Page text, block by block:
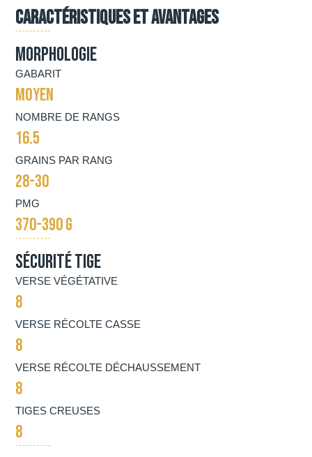
Caractéristiques et avantages
Morphologie
GABARIT
MOYEN
NOMBRE DE RANGS
16.5
GRAINS PAR RANG
28-30
PMG
370-390 G
Sécurité tige
VERSE VÉGÉTATIVE
8
VERSE RÉCOLTE CASSE
8
VERSE RÉCOLTE DÉCHAUSSEMENT
8
TIGES CREUSES
8